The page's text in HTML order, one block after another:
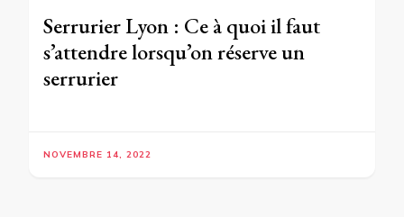
Serrurier Lyon : Ce à quoi il faut
s’attendre lorsqu’on réserve un
serrurier
NOVEMBRE 14, 2022